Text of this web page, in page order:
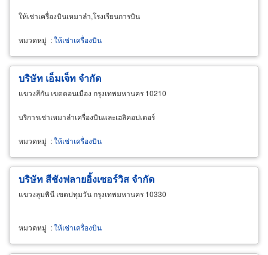
ให้เช่าเครื่องบินเหมาลำ,โรงเรียนการบิน
หมวดหมู่ :ให้เช่าเครื่องบิน
บริษัท เอ็มเจ็ท จำกัด
แขวงสีกัน เขตดอนเมือง กรุงเทพมหานคร 10210
บริการเช่าเหมาลำเครื่องบินและเฮลิคอปเตอร์
หมวดหมู่ :ให้เช่าเครื่องบิน
บริษัท สีชังฟลายอิ้งเซอร์วิส จำกัด
แขวงลุมพินี เขตปทุมวัน กรุงเทพมหานคร 10330
หมวดหมู่ :ให้เช่าเครื่องบิน